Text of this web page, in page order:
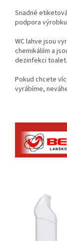
Snadné
podpora
WC lahve jsou
chemikáliím a
dezinfekci toalet.
Pokud chcete
vyrábíme,